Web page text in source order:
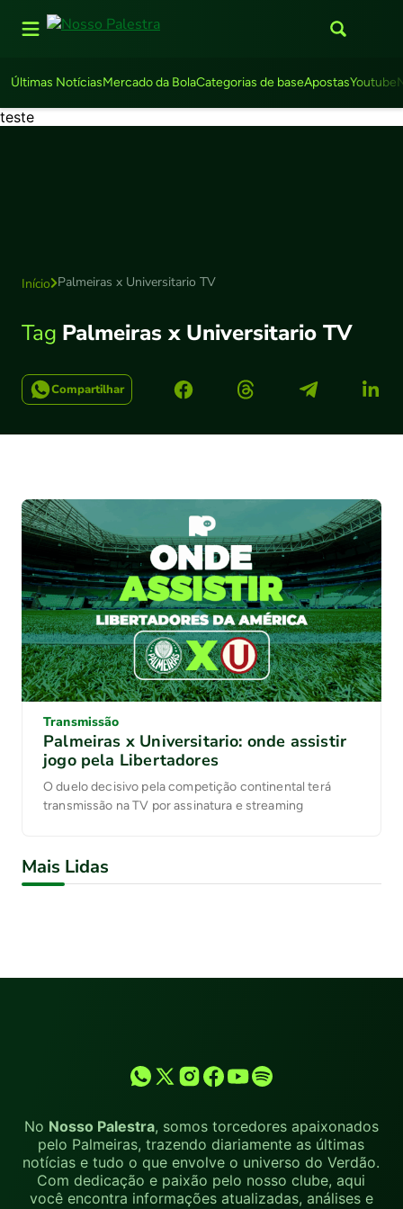
Últimas NotíciasMercado da BolaCategorias de baseApostasYoutube
teste
Início Palmeiras x Universitario TV
Tag Palmeiras x Universitario TV
Compartilhar
Transmissão
Palmeiras x Universitario: onde assistir
jogo pela Libertadores
O duelo decisivo pela competição continental terá
transmissão na TV por assinatura e streaming
Mais Lidas
No Nosso Palestra, somos torcedores apaixonados
pelo Palmeiras, trazendo diariamente as últimas
notícias e tudo o que envolve o universo do Verdão.
Com dedicação e paixão pelo nosso clube, aqui
você encontra informações atualizadas, análises e